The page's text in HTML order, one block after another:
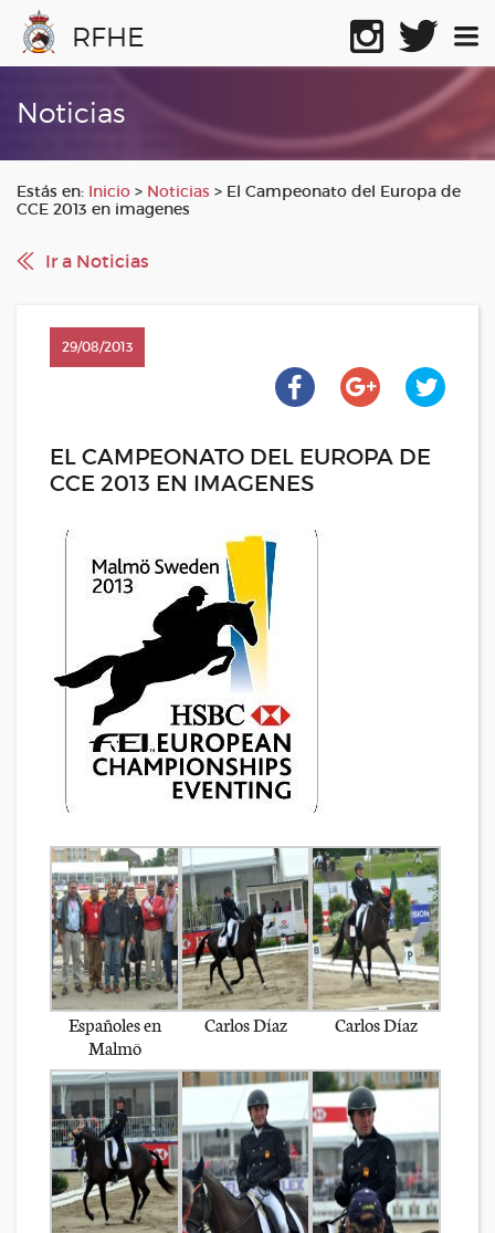
RFHE
Noticias
Estás en: Inicio > Noticias > El Campeonato del Europa de
CCE 2013 en imagenes
Ir a Noticias
29/08/2013
EL CAMPEONATO DEL EUROPA DE
CCE 2013 EN IMAGENES
Españoles en
Malmö
Carlos Díaz Carlos Díaz